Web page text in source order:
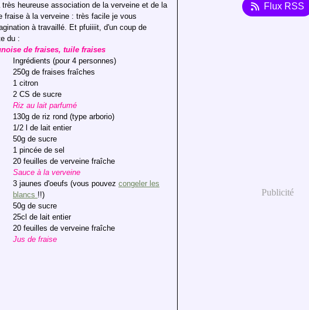
heureuse association de la verveine et de la
fraise à la verveine : très facile je vous
à travaillé. Et pfuiiiit, d'un coup de
du :
de fraises, tuile fraises
Ingrédients (pour 4 personnes)
250g de fraises fraîches
1 citron
2 CS de sucre
Riz au lait parfumé
130g de riz rond (type arborio)
1/2 l de lait entier
50g de sucre
1 pincée de sel
20 feuilles de verveine fraîche
Sauce à la verveine
3 jaunes d'oeufs (vous pouvez congeler les
blancs !!)
50g de sucre
25cl de lait entier
20 feuilles de verveine fraîche
Jus de fraise
Flux RSS
Publicité